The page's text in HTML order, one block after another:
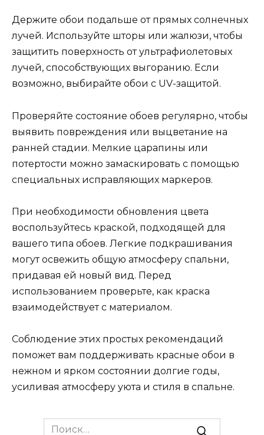
Держите обои подальше от прямых солнечных
лучей. Используйте шторы или жалюзи, чтобы
защитить поверхность от ультрафиолетовых
лучей, способствующих выгоранию. Если
возможно, выбирайте обои с UV-защитой.
Проверяйте состояние обоев регулярно, чтобы
выявить повреждения или выцветание на
ранней стадии. Мелкие царапины или
потертости можно замаскировать с помощью
специальных исправляющих маркеров.
При необходимости обновления цвета
воспользуйтесь краской, подходящей для
вашего типа обоев. Легкие подкрашивания
могут освежить общую атмосферу спальни,
придавая ей новый вид. Перед
использованием проверьте, как краска
взаимодействует с материалом.
Соблюдение этих простых рекомендаций
поможет вам поддерживать красные обои в
нежном и ярком состоянии долгие годы,
усиливая атмосферу уюта и стиля в спальне.
Search